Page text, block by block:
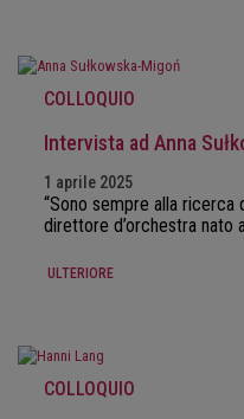
COLLOQUIO
Intervista ad Anna
1 aprile 2025
“Sono sempre alla ricerca
direttore d’orchestra nato
ULTERIORE
COLLOQUIO